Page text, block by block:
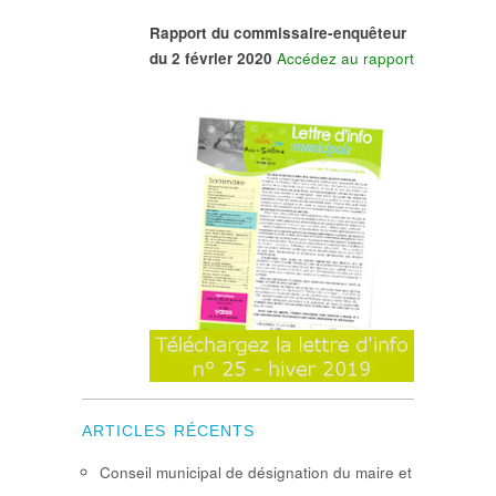
Rapport du commissaire-enquêteur
du 2 février 2020 Accédez au rapport
ARTICLES RÉCENTS
Conseil municipal de désignation du maire et